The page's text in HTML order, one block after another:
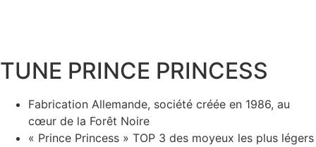
TUNE PRINCE PRINCESS
Fabrication Allemande, société créée en 1986, au
cœur de la Forêt Noire
« Prince Princess » TOP 3 des moyeux les plus légers